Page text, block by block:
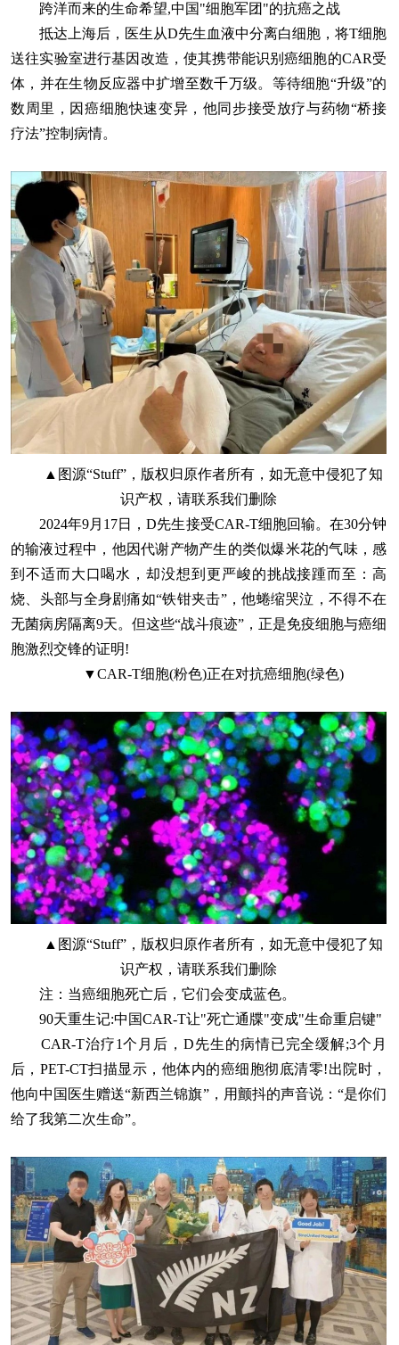
跨洋而来的生命希望,中国"细胞军团"的抗癌之战
抵达上海后，医生从D先生血液中分离白细胞，将T细胞
送往实验室进行基因改造，使其携带能识别癌细胞的CAR受
体，并在生物反应器中扩增至数千万级。等待细胞“升级”的
数周里，因癌细胞快速变异，他同步接受放疗与药物“桥接
疗法”控制病情。
▲图源“Stuff”，版权归原作者所有，如无意中侵犯了知
识产权，请联系我们删除
2024年9月17日，D先生接受CAR-T细胞回输。在30分钟
的输液过程中，他因代谢产物产生的类似爆米花的气味，感
到不适而大口喝水，却没想到更严峻的挑战接踵而至：高
烧、头部与全身剧痛如“铁钳夹击”，他蜷缩哭泣，不得不在
无菌病房隔离9天。但这些“战斗痕迹”，正是免疫细胞与癌细
胞激烈交锋的证明!
▼CAR-T细胞(粉色)正在对抗癌细胞(绿色)
▲图源“Stuff”，版权归原作者所有，如无意中侵犯了知
识产权，请联系我们删除
注：当癌细胞死亡后，它们会变成蓝色。
90天重生记:中国CAR-T让"死亡通牒"变成"生命重启键"
CAR-T治疗1个月后，D先生的病情已完全缓解;3个月
后，PET-CT扫描显示，他体内的癌细胞彻底清零!出院时，
他向中国医生赠送“新西兰锦旗”，用颤抖的声音说：“是你们
给了我第二次生命”。